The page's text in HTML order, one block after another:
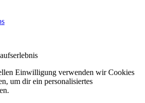
Einwilligung verwenden wir Cookies
um dir ein personalisiertes